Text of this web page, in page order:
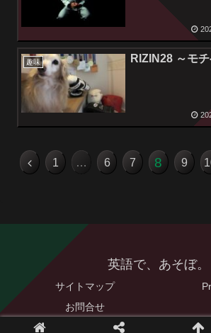
趣味 RIZIN28 ～モ
1 … 6 7 8 9
英語で、あそぼ。
サイトマップ
お問合せ